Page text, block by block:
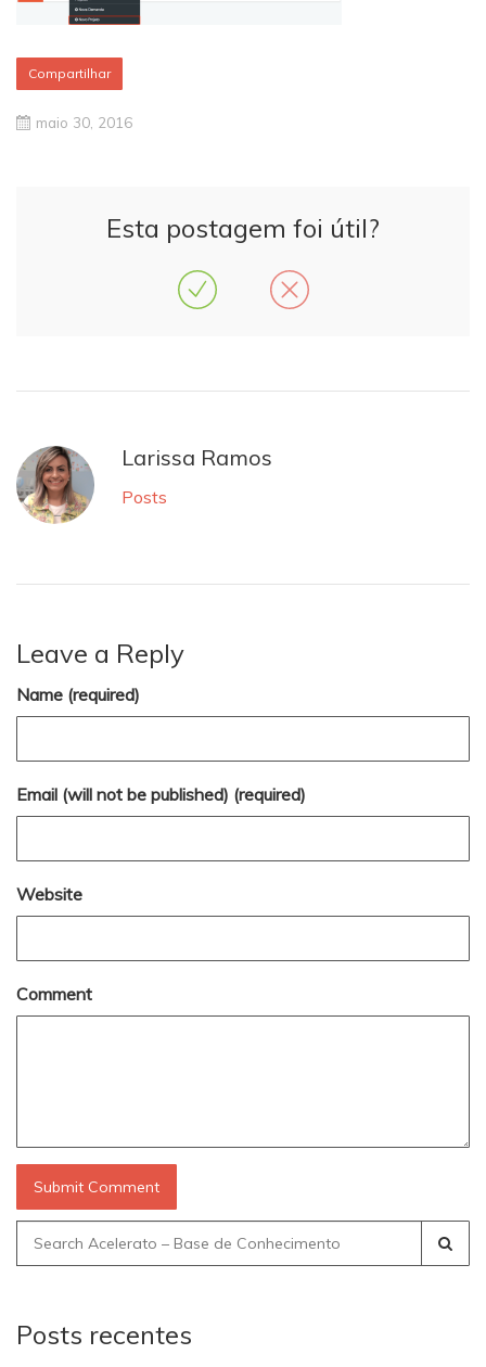
Compartilhar
maio 30, 2016
Esta postagem foi útil?
Larissa Ramos
Posts
Leave a Reply
Name (required)
Email (will not be published) (required)
Website
Comment
Search
for:
Posts recentes